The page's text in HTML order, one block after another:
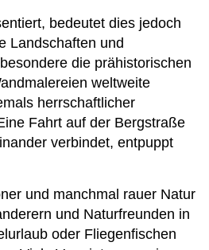
bedeutet dies jedoch
Landschaften und
die prähistorischen
weltweite
herrschaftlicher
Fahrt auf der Bergstraße
verbindet, entpuppt
und manchmal rauer Natur
und Naturfreunden in
oder Fliegenfischen